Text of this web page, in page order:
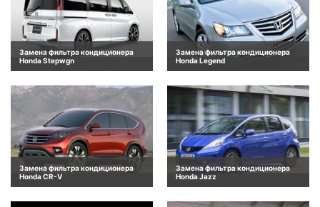
Замена фильтра кондиционера
Honda Stepwgn
Замена фильтра кондиционера
Honda Legend
Замена фильтра кондиционера
Honda CR-V
Замена фильтра кондиционера
Honda Jazz